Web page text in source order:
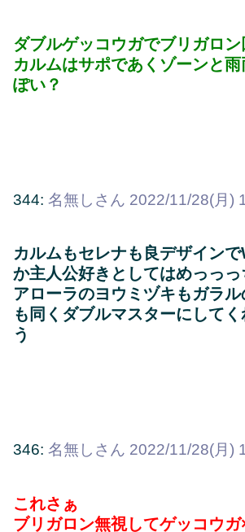
ダブルゲッコウガでブリガロ
カルムはサポであくゾーンと
ぽい？
344: 名無しさん 2022/11/28(月)
カルムもセレナも良デザインで
か主人公好きとしてはめっっ
アローラのヨウミヅキもガラル
も同くダブルマスターにして
う
346: 名無しさん 2022/11/28(月)
これさぁ
ブリガロン無視してゲッコウ